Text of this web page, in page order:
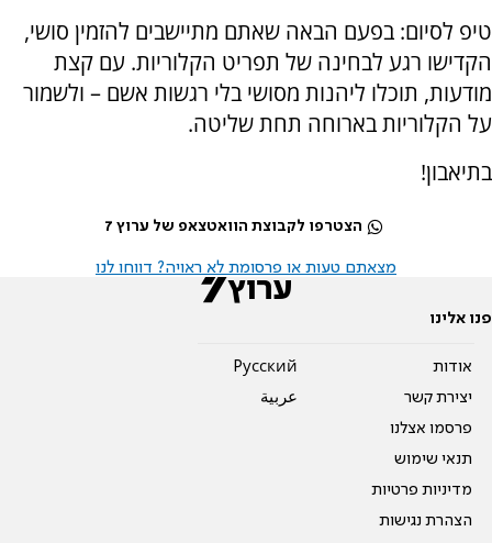
טיפ לסיום: בפעם הבאה שאתם מתיישבים להזמין סושי,
הקדישו רגע לבחינה של תפריט הקלוריות. עם קצת
מודעות, תוכלו ליהנות מסושי בלי רגשות אשם – ולשמור
על הקלוריות בארוחה תחת שליטה.
בתיאבון!
הצטרפו לקבוצת הוואטצאפ של ערוץ 7
מצאתם טעות או פרסומת לא ראויה? דווחו לנו
פנו אלינו
אודות
יצירת קשר
פרסמו אצלנו
תנאי שימוש
מדיניות פרטיות
הצהרת נגישות
Pусский
عربية